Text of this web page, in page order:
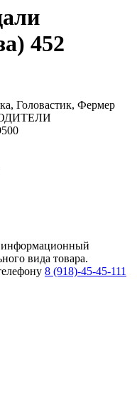
452
Головастик, Фермер
информационный
вида товара.
8 (918)-45-45-111